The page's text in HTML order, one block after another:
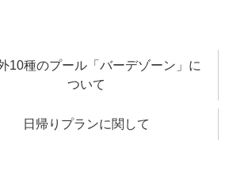
10種のプール「バーデゾーン」に
ついて
日帰りプランに関して